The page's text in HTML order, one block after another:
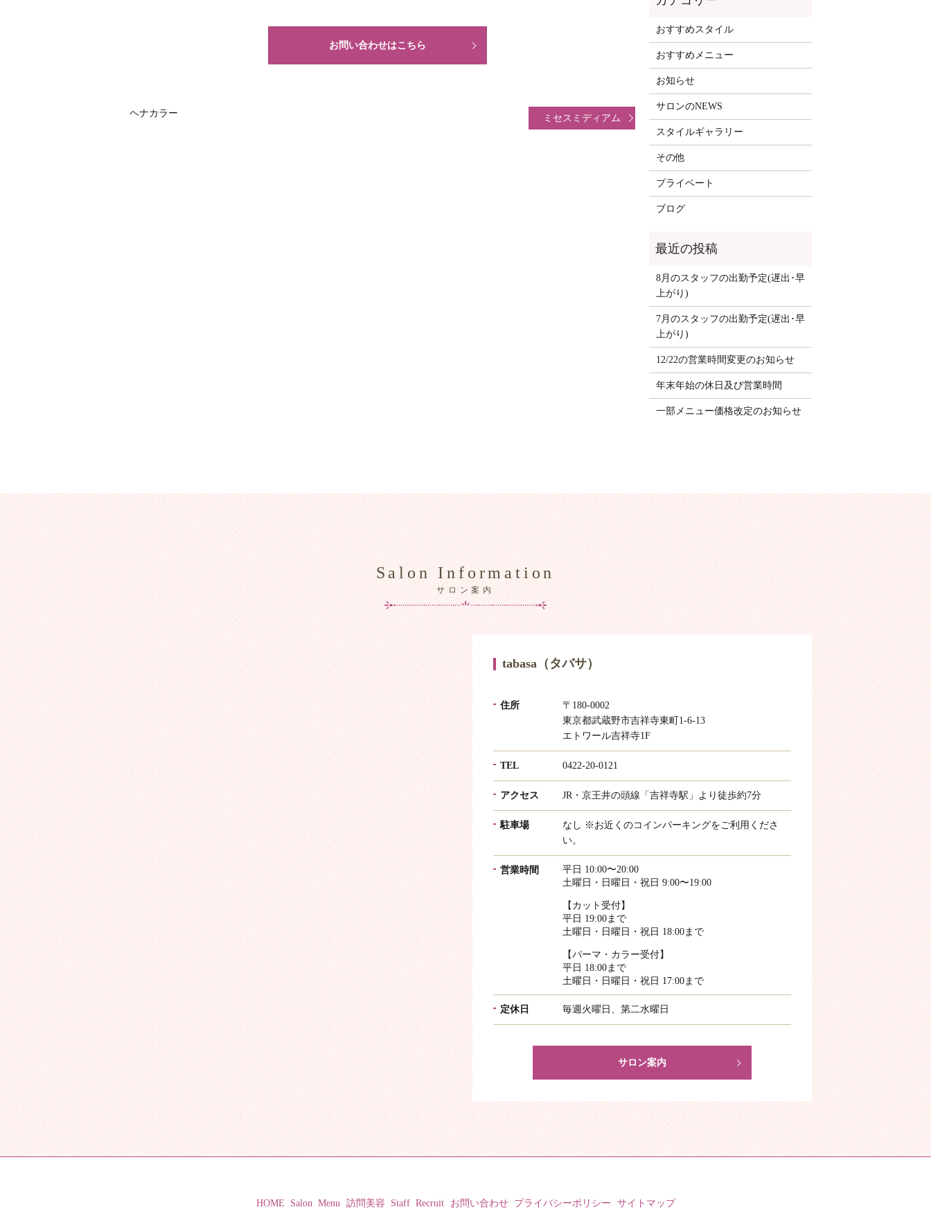
お問い合わせはこちら
ヘナカラー ミセスミディアム
おすすめスタイル
おすすめメニュー
お知らせ
サロンのNEWS
スタイルギャラリー
その他
プライベート
ブログ
8月のスタッフの出勤予定(遅出･早
上がり)
7月のスタッフの出勤予定(遅出･早
上がり)
12/22の営業時間変更のお知らせ
年末年始の休日及び営業時間
一部メニュー価格改定のお知らせ
Salon Information
サロン案内
tabasa（タバサ）
住所
〒180-0002
東京都武蔵野市吉祥寺東町1-6-13
エトワール吉祥寺1F
TEL 0422-20-0121
アクセス JR・京王井の頭線「吉祥寺駅」より徒歩約7分
駐車場
なし ※お近くのコインパーキングをご利用くださ
い。
営業時間
平日 10:00〜20:00
土曜日・日曜日・祝日 9:00〜19:00
【カット受付】
平日 19:00まで
土曜日・日曜日・祝日 18:00まで
【パーマ・カラー受付】
平日 18:00まで
土曜日・日曜日・祝日 17:00まで
定休日 毎週火曜日、第二水曜日
サロン案内
HOME Salon Menu 訪問美容 Staff Recruit お問い合わせ プライバシーポリシー サイトマップ